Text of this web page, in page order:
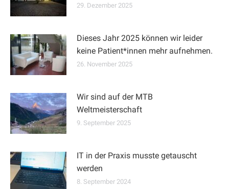
29. Dezember 2025
Dieses Jahr 2025 können wir leider
keine Patient*innen mehr aufnehmen.
26. November 2025
Wir sind auf der MTB
Weltmeisterschaft
9. September 2025
IT in der Praxis musste getauscht
werden
8. September 2024